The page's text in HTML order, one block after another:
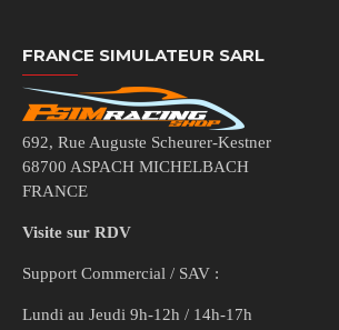
FRANCE SIMULATEUR SARL
692, Rue Auguste Scheurer-Kestner
68700 ASPACH MICHELBACH
FRANCE
Visite sur RDV
Support Commercial / SAV :
Lundi au Jeudi 9h-12h / 14h-17h